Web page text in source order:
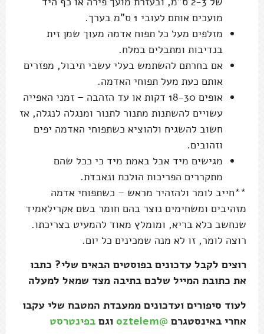
מועכים אותם לעובי 1 ס"מ בערך.
מזלפים מעל כל תפוח אדמה מעוך שמן זית
בנדיבות ומתבלים במלח.
אם בחרתם להשתמש בעלי עשבי תיבול, מפזרים
אותם כעת מעל תפוחי האדמה.
אופים 18-30 דקות או עד הזהבה – זמני האפייה
עשויים להשתנות מתנור לתנור ומנגלה לנגלה, אז
חשוב להשגיח ולהוציא כשתפוחי האדמה יפים
וזהובים.
מגישים מיד אבל באמת מיד כי ככל שהם
מתקררים הפריכות הולכת ונאבדת.
**חייב לומר ולהזהיר מראש – כשתפוחי אדמה
מזהיבים ומשחימים נוצר בהם חומר בשם אקרילאמיד
שנחשב כלא בריא, ומומלץ מאוד להמעיט בצריכתו.
רוצה לומר, זו לא מנה שמכינים כל יום.
רוצים לקבל עדכונים בפוסטים הבאים שלי? כתבו
את כתובת המייל שלכם בתיבה מצד שמאל למעלה
לעוד סיפורים ועדכונים ממעבדת המטבח שלי עקבו
אחרי באינסטגרם @oztelem וגם בפינטרסט